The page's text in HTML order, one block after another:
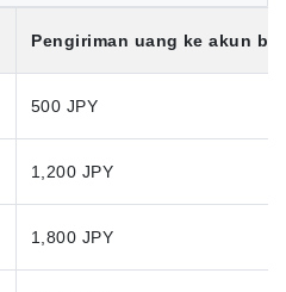
Pengiriman uang ke akun
500 JPY
1,200 JPY
1,800 JPY